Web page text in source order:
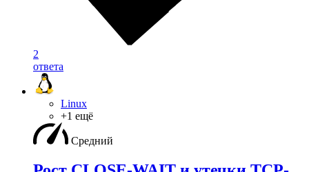
2
ответа
Linux
+1 ещё
Средний